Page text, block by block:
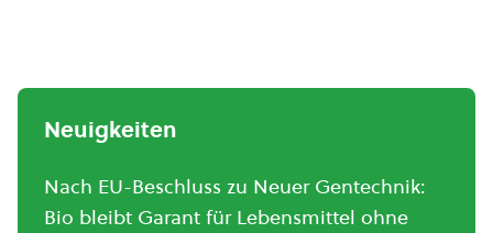
Neuigkeiten
Nach EU-Beschluss zu Neuer Gentechnik:
Bio bleibt Garant für Lebensmittel ohne